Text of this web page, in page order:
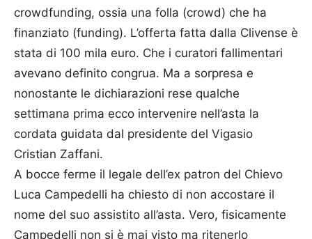
crowdfunding, ossia una folla (crowd) che ha
finanziato (funding). L’offerta fatta dalla Clivense è
stata di 100 mila euro. Che i curatori fallimentari
avevano definito congrua. Ma a sorpresa e
nonostante le dichiarazioni rese qualche
settimana prima ecco intervenire nell’asta la
cordata guidata dal presidente del Vigasio
Cristian Zaffani.
A bocce ferme il legale dell’ex patron del Chievo
Luca Campedelli ha chiesto di non accostare il
nome del suo assistito all’asta. Vero, fisicamente
Campedelli non si è mai visto ma ritenerlo